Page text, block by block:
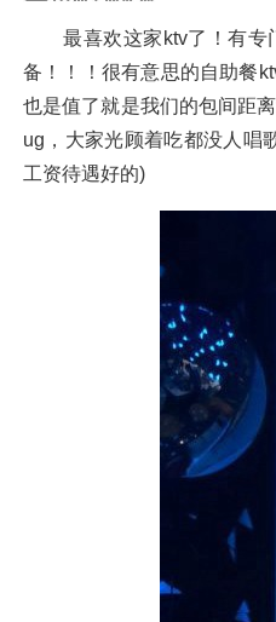
最喜欢这家ktv了！有专门
备！！！很有意思的自助餐
也是值了就是我们的包间距
ug，大家光顾着吃都没人唱
工资待遇好的)